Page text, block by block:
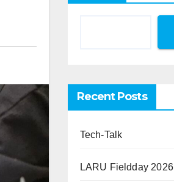
Recent Posts
Tech-Talk
LARU Fieldday 2026